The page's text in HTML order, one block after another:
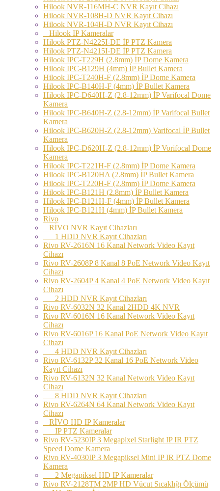
Hilook NVR-116MH-C NVR Kayıt Cihazı
Hilook NVR-108H-D NVR Kayıt Cihazı
Hilook NVR-104H-D NVR Kayıt Cihazı
Hilook IP Kameralar
Hilook PTZ-N4225I-DE İP PTZ Kamera
Hilook PTZ-N4215I-DE İP PTZ Kamera
Hilook IPC-T229H (2.8mm) İP Dome Kamera
Hilook IPC-B129H (4mm) İP Bullet Kamera
Hilook IPC-T240H-F (2.8mm) İP Dome Kamera
Hilook IPC-B140H-F (4mm) İP Bullet Kamera
Hilook IPC-D640H-Z (2.8-12mm) İP Varifocal Dome
Kamera
Hilook IPC-B640H-Z (2.8-12mm) İP Varifocal Bullet
Kamera
Hilook IPC-B620H-Z (2.8-12mm) Varifocal İP Bullet
Kamera
Hilook IPC-D620H-Z (2.8-12mm) İP Vorifocal Dome
Kamera
Hilook IPC-T221H-F (2.8mm) İP Dome Kamera
Hilook IPC-B120HA (2.8mm) İP Bullet Kamera
Hilook IPC-T220H-F (2.8mm) İP Dome Kamera
Hilook IPC-B121H (2.8mm) İP Bullet Kamera
Hilook IPC-B121H-F (4mm) İP Bullet Kamera
Hilook IPC-B121H (4mm) İP Bullet Kamera
Rivo
RİVO NVR Kayıt Cihazları
1 HDD NVR Kayıt Cihazları
Rivo RV-2616N 16 Kanal Network Video Kayıt
Cihazı
Rivo RV-2608P 8 Kanal 8 PoE Network Video Kayıt
Cihazı
Rivo RV-2604P 4 Kanal 4 PoE Network Video Kayıt
Cihazı
2 HDD NVR Kayıt Cihazları
Rivo RV-6032N 32 Kanal 2HDD 4K NVR
Rivo RV-6016N 16 Kanal Network Video Kayıt
Cihazı
Rivo RV-6016P 16 Kanal PoE Network Video Kayıt
Cihazı
4 HDD NVR Kayıt Cihazları
Rivo RV-6132P 32 Kanal 16 PoE Network Video
Kayıt Cihazı
Rivo RV-6132N 32 Kanal Network Video Kayıt
Cihazı
8 HDD NVR Kayıt Cihazları
Rivo RV-6264N 64 Kanal Network Video Kayıt
Cihazı
RİVO HD IP Kameralar
IP PTZ Kameralar
Rivo RV-5230IP 3 Megapixel Starlight IP IR PTZ
Speed Dome Kamera
Rivo RV-4030IP 3 Megapiksel Mini IP IR PTZ Dome
Kamera
2 Megapiksel HD IP Kameralar
Rivo RV-2128TM 2MP HD Vücut Sıcaklığı Ölçümü